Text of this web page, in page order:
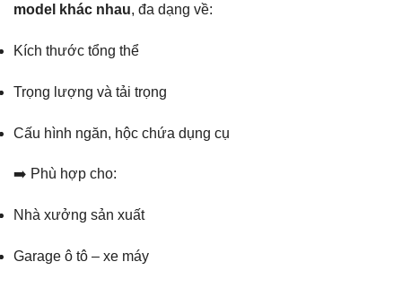
model khác nhau, đa dạng về:
Kích thước tổng thể
Trọng lượng và tải trọng
Cấu hình ngăn, hộc chứa dụng cụ
➡️ Phù hợp cho:
Nhà xưởng sản xuất
Garage ô tô – xe máy